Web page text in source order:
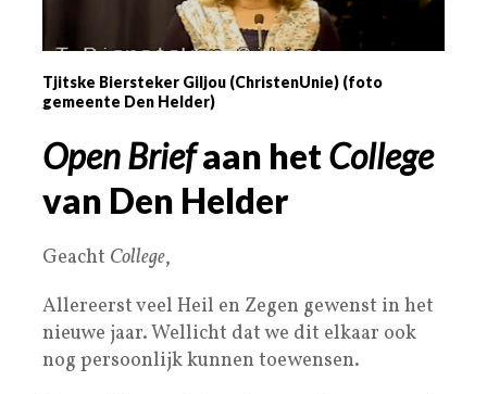
Tjitske Biersteker Giljou (ChristenUnie) (foto
gemeente Den Helder)
Open Briefaan het College
van Den Helder
Geacht College,
Allereerst veel Heil en Zegen gewenst in het
nieuwe jaar. Wellicht dat we dit elkaar ook
nog persoonlijk kunnen toewensen.